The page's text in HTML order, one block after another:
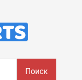
Поиск